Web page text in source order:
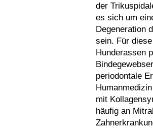
der
es sich um
Degeneration
sein. Für
Hunderassen
periodontale
mit
häufig an